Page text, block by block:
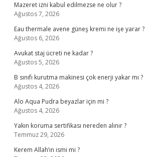
Mazeret izni kabul edilmezse ne olur ?
Ağustos 7, 2026
Eau thermale avene güneş kremi ne işe yarar ?
Ağustos 6, 2026
Avukat staj ücreti ne kadar ?
Ağustos 5, 2026
B sınıfı kurutma makinesi çok enerji yakar mı ?
Ağustos 4, 2026
Alo Aqua Pudra beyazlar için mi ?
Ağustos 4, 2026
Yakın koruma sertifikası nereden alınır ?
Temmuz 29, 2026
Kerem Allah’ın ismi mi ?